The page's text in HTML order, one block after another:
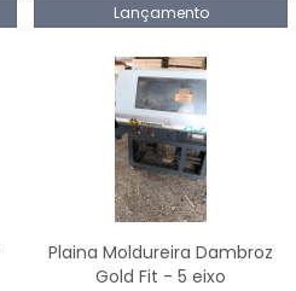
Lançamento
Plaina Moldureira Dambroz
Gold Fit - 5 eixo